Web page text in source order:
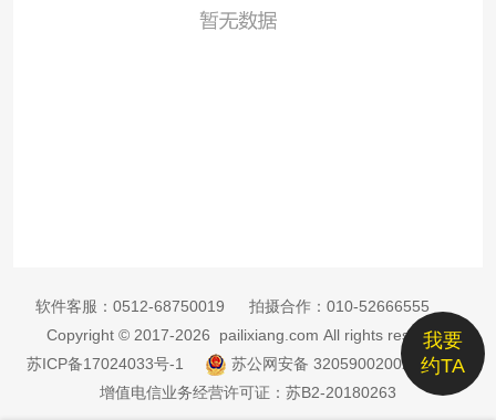
我要
约TA
软件客服： 0512-68750019 拍摄合作： 010-52666555
Copyright © 2017-2026 pailixiang.com All rights reserved
苏ICP备17024033号-1
苏公网安备 32059002002885号
增值电信业务经营许可证：苏B2-20180263